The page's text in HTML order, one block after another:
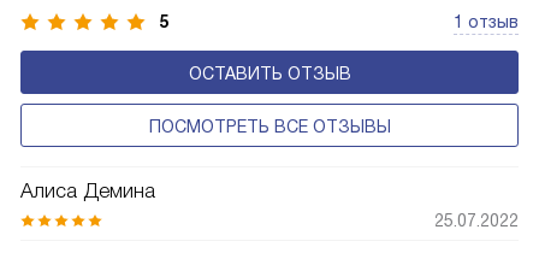
5 1 отзыв
ОСТАВИТЬ ОТЗЫВ
ПОСМОТРЕТЬ ВСЕ ОТЗЫВЫ
Алиса Демина
25.07.2022